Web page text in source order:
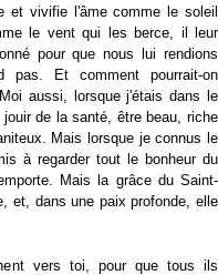
et vivifie l'âme comme le soleil
le vent qui les berce, il leur
pour que nous lui rendions
pas. Et comment pourrait-on
aussi, lorsque j'étais dans le
de la santé, être beau, riche
Mais lorsque je connus le
à regarder tout le bonheur du
Mais la grâce du Saint-
et, dans une paix profonde, elle
vers toi, pour que tous ils